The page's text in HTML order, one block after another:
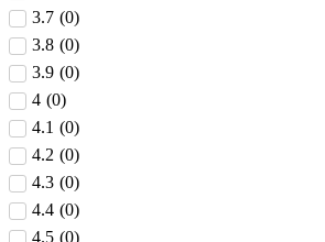
3.7 (0)
3.8 (0)
3.9 (0)
4 (0)
4.1 (0)
4.2 (0)
4.3 (0)
4.4 (0)
4.5 (0)